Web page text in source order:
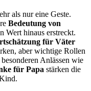
als nur eine Geste.
Bedeutung von
Wert hinaus erstreckt.
für Väter
aber wichtige Rollen
Anlässen wie
für Papa stärken die